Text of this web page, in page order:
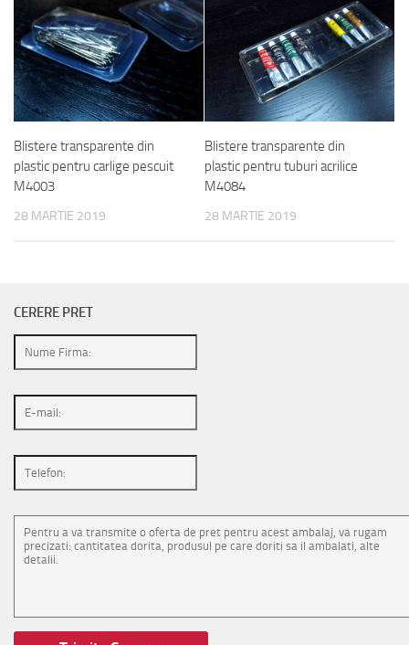
Blistere transparente din
plastic pentru carlige pescuit
M4003
28 MARTIE 2019
Blistere transparente din
plastic pentru tuburi acrilice
M4084
28 MARTIE 2019
CERERE PRET